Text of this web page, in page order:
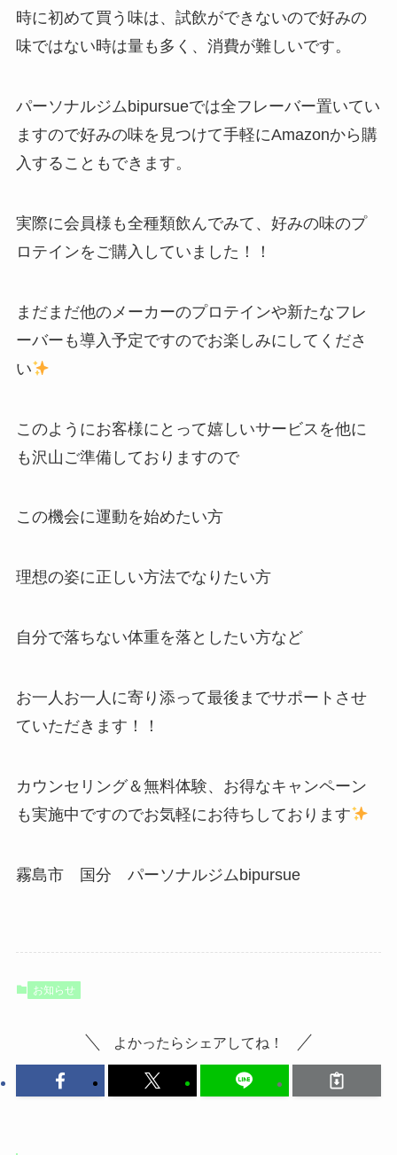
時に初めて買う味は、試飲ができないので好みの
味ではない時は量も多く、消費が難しいです。
パーソナルジムbipursueでは全フレーバー置いてい
ますので好みの味を見つけて手軽にAmazonから購
入することもできます。
実際に会員様も全種類飲んでみて、好みの味のプ
ロテインをご購入していました！！
まだまだ他のメーカーのプロテインや新たなフレ
ーバーも導入予定ですのでお楽しみにしてくださ
い
このようにお客様にとって嬉しいサービスを他に
も沢山ご準備しておりますので
この機会に運動を始めたい方
理想の姿に正しい方法でなりたい方
自分で落ちない体重を落としたい方など
お一人お一人に寄り添って最後までサポートさせ
ていただきます！！
カウンセリング＆無料体験、お得なキャンペーン
も実施中ですのでお気軽にお待ちしております
霧島市 国分 パーソナルジムbipursue
お知らせ
よかったらシェアしてね！